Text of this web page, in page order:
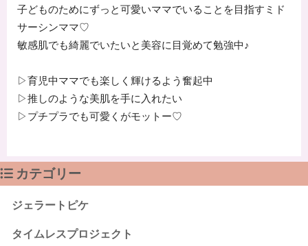
子どものためにずっと可愛いママでいることを目指すミド
サーシンママ♡
敏感肌でも綺麗でいたいと美容に目覚めて勉強中♪
▷育児中ママでも楽しく輝けるよう奮起中
▷推しのような美肌を手に入れたい
▷プチプラでも可愛くがモットー♡
カテゴリー
ジェラートピケ
タイムレスプロジェクト